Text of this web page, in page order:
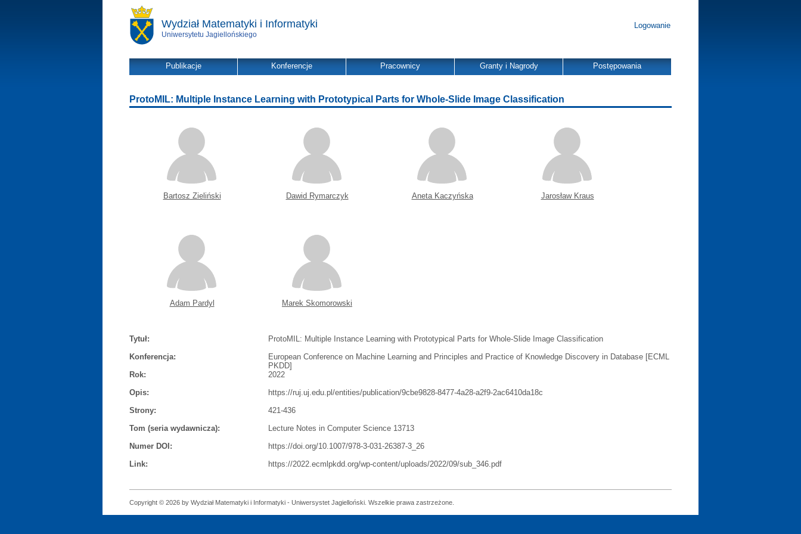
Wydział Matematyki i Informatyki
Uniwersytetu Jagiellońskiego
Logowanie
Publikacje Konferencje Pracownicy Granty i Nagrody Postępowania
ProtoMIL: Multiple Instance Learning with Prototypical Parts for Whole-Slide Image Classification
Bartosz Zieliński Dawid Rymarczyk Aneta Kaczyńska Jarosław Kraus
Adam Pardyl Marek Skomorowski
Tytuł:
ProtoMIL: Multiple Instance Learning with Prototypical Parts for Whole-Slide Image Classification
Konferencja:
European Conference on Machine Learning and Principles and Practice of Knowledge Discovery in Database [ECML
PKDD]
Rok:
2022
Opis:
https://ruj.uj.edu.pl/entities/publication/9cbe9828-8477-4a28-a2f9-2ac6410da18c
Strony:
421-436
Tom (seria wydawnicza):
Lecture Notes in Computer Science 13713
Numer DOI:
https://doi.org/10.1007/978-3-031-26387-3_26
Link:
https://2022.ecmlpkdd.org/wp-content/uploads/2022/09/sub_346.pdf
Copyright © 2026 by Wydział Matematyki i Informatyki - Uniwersystet Jagielloński. Wszelkie prawa zastrzeżone.